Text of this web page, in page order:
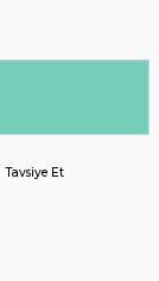
Tavsiye Et